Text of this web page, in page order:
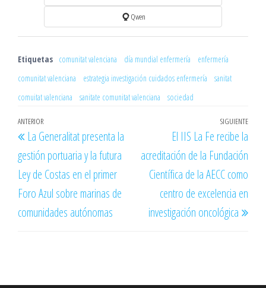
Qwen
Etiquetas comunitat valenciana día mundial enfermería
enfermería
comunitat valenciana
estrategia investigación cuidados enfermería
sanitat
comuitat valenciana
sanitate comunitat valenciana sociedad
Navegación
de
entradas
Entrada
anterior
ANTERIOR
La Generalitat presenta la
gestión portuaria y la futura
Ley de Costas en el primer
Foro Azul sobre marinas de
comunidades autónomas
SIGUIENTE
El IIS La Fe recibe la
acreditación de la Fundación
Científica de la AECC como
centro de excelencia en
investigación oncológica